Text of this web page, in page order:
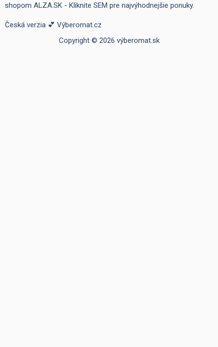
shopom ALZA.SK - Kliknite SEM pre najvýhodnejšie ponuky.
Česká verzia 💕 Výberomat.cz
Copyright © 2026 výberomat.sk